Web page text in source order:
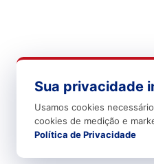
Sua privacidade
Usamos cookies
cookies de medição e
Política de Privacidade